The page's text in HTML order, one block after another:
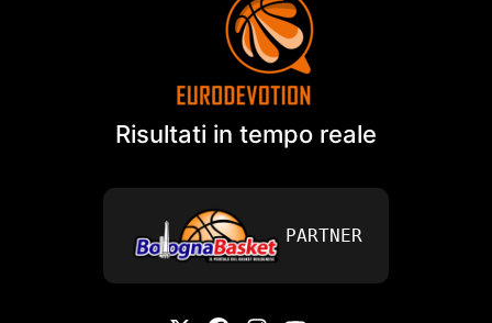
Risultati in tempo reale
PARTNER